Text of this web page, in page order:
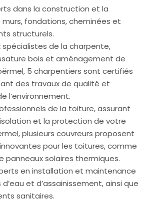
dans la construction et la
fondations, cheminées et
structurels.
spécialistes de la charpente,
bois et aménagement de
5 charpentiers sont certifiés
des travaux de qualité et
l’environnement.
de la toiture, assurant
et la protection de votre
plusieurs couvreurs proposent
pour les toitures, comme
panneaux solaires thermiques.
en installation et maintenance
et d’assainissement, ainsi que
sanitaires.